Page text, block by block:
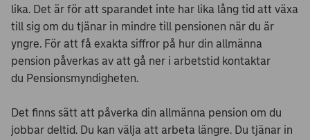
lika. Det är för att sparandet inte har lika lång tid att växa
till sig om du tjänar in mindre till pensionen när du är
yngre. För att få exakta siffror på hur din allmänna
pension påverkas av att gå ner i arbetstid kontaktar
du Pensionsmyndigheten.
Det finns sätt att påverka din allmänna pension om du
jobbar deltid. Du kan välja att arbeta längre. Du tjänar in